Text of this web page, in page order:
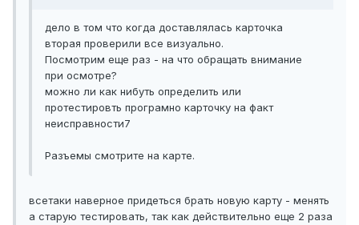
дело в том что когда доставлялась карточка
вторая проверили все визуально.
Посмотрим еще раз - на что обращать внимание
при осмотре?
можно ли как нибуть определить или
протестировть програмно карточку на факт
неисправности7
Разъемы смотрите на карте.
всетаки наверное придеться брать новую карту - менять
а старую тестировать, так как действительно еще 2 раза